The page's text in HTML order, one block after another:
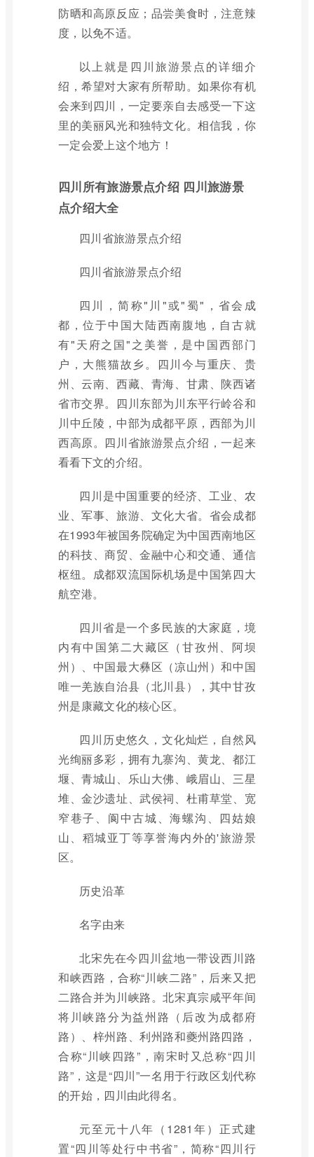
防晒和高原反应；品尝美食时，注意辣
度，以免不适。
以上就是四川旅游景点的详细介
绍，希望对大家有所帮助。如果你有机
会来到四川，一定要亲自去感受一下这
里的美丽风光和独特文化。相信我，你
一定会爱上这个地方！
四川所有旅游景点介绍 四川旅游景
点介绍大全
四川省旅游景点介绍
四川省旅游景点介绍
四川，简称"川"或"蜀"，省会成
都，位于中国大陆西南腹地，自古就
有"天府之国"之美誉，是中国西部门
户，大熊猫故乡。四川今与重庆、贵
州、云南、西藏、青海、甘肃、陕西诸
省市交界。四川东部为川东平行岭谷和
川中丘陵，中部为成都平原，西部为川
西高原。四川省旅游景点介绍，一起来
看看下文的介绍。
四川是中国重要的经济、工业、农
业、军事、旅游、文化大省。省会成都
在1993年被国务院确定为中国西南地区
的科技、商贸、金融中心和交通、通信
枢纽。成都双流国际机场是中国第四大
航空港。
四川省是一个多民族的大家庭，境
内有中国第二大藏区（甘孜州、阿坝
州）、中国最大彝区（凉山州）和中国
唯一羌族自治县（北川县），其中甘孜
州是康藏文化的核心区。
四川历史悠久，文化灿烂，自然风
光绚丽多彩，拥有九寨沟、黄龙、都江
堰、青城山、乐山大佛、峨眉山、三星
堆、金沙遗址、武侯祠、杜甫草堂、宽
窄巷子、阆中古城、海螺沟、四姑娘
山、稻城亚丁等享誉海内外的'旅游景
区。
历史沿革
名字由来
北宋先在今四川盆地一带设西川路
和峡西路，合称“川峡二路”，后来又把
二路合并为川峡路。北宋真宗咸平年间
将川峡路分为益州路（后改为成都府
路）、梓州路、利州路和夔州路四路，
合称“川峡四路”，南宋时又总称“四川
路”，这是“四川”一名用于行政区划代称
的开始，四川由此得名。
元至元十八年（1281年）正式建
置“四川等处行中书省”，简称“四川行